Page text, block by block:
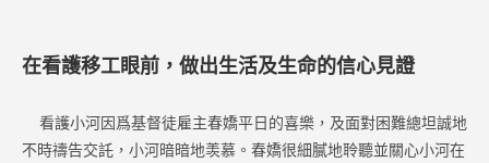
在看護移工眼前，做出生活及生命的信心見證
看護小河因爲基督徒雇主春嬌平日的喜樂，及面對困難總坦誠地
不時禱告交託，小河暗暗地羡慕。春嬌很細膩地聆聽並關心小河在